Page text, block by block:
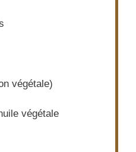
végétale)
végétale